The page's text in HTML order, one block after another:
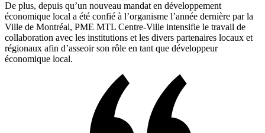
De plus, depuis qu’un nouveau mandat en développement
économique local a été confié à l’organisme l’année dernière par la
Ville de Montréal, PME MTL Centre-Ville intensifie le travail de
collaboration avec les institutions et les divers partenaires locaux et
régionaux afin d’asseoir son rôle en tant que développeur
économique local.